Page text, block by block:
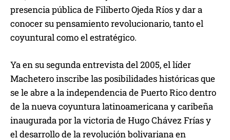
presencia pública de Filiberto Ojeda Ríos y dar a
conocer su pensamiento revolucionario, tanto el
coyuntural como el estratégico.
Ya en su segunda entrevista del 2005, el líder
Machetero inscribe las posibilidades históricas que
se le abre a la independencia de Puerto Rico dentro
de la nueva coyuntura latinoamericana y caribeña
inaugurada por la victoria de Hugo Chávez Frías y
el desarrollo de la revolución bolivariana en